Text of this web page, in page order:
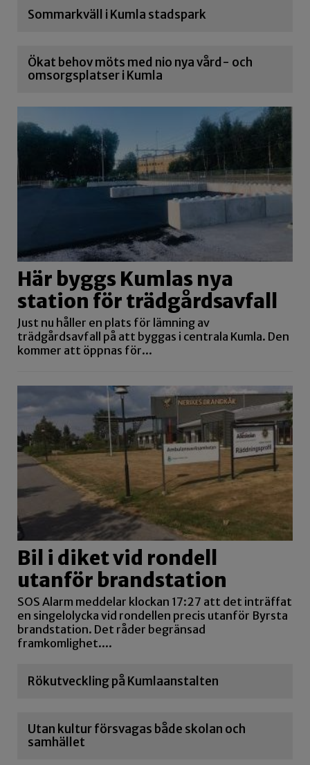
Sommarkväll i Kumla stadspark
Ökat behov möts med nio nya vård- och
omsorgsplatser i Kumla
Här byggs Kumlas nya
station för trädgårdsavfall
Just nu håller en plats för lämning av
trädgårdsavfall på att byggas i centrala Kumla. Den
kommer att öppnas för...
Bil i diket vid rondell
utanför brandstation
SOS Alarm meddelar klockan 17:27 att det inträffat
en singelolycka vid rondellen precis utanför Byrsta
brandstation. Det råder begränsad
framkomlighet....
Rökutveckling på Kumlaanstalten
Utan kultur försvagas både skolan och
samhället